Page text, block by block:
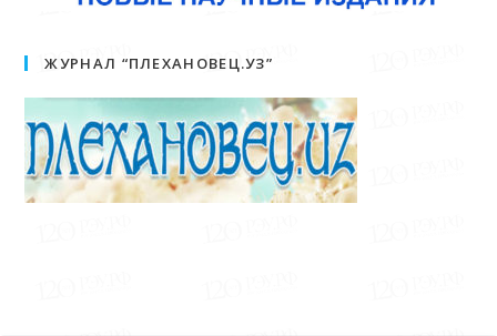
ЖУРНАЛ “ПЛЕХАНОВЕЦ.УЗ”